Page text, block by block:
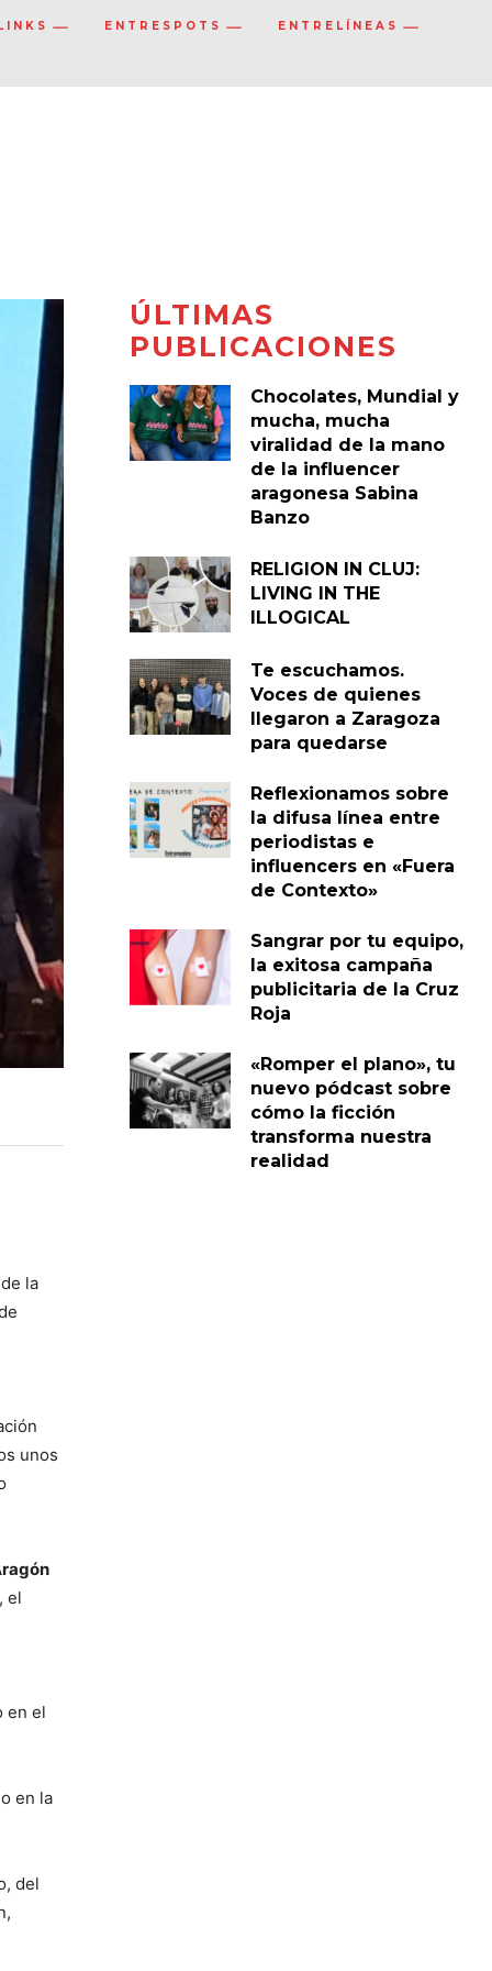
ENTRESPOTS ENTRELÍNEAS
la
unos
el
en el
en la
del
ÚLTIMAS
PUBLICACIONES
Chocolates, Mundial y
mucha, mucha
viralidad de la mano
de la influencer
aragonesa Sabina
Banzo
RELIGION IN CLUJ:
LIVING IN THE
ILLOGICAL
Te escuchamos.
Voces de quienes
llegaron a Zaragoza
para quedarse
Reflexionamos sobre
la difusa línea entre
periodistas e
influencers en «Fuera
de Contexto»
Sangrar por tu equipo,
la exitosa campaña
publicitaria de la Cruz
Roja
«Romper el plano», tu
nuevo pódcast sobre
cómo la ficción
transforma nuestra
realidad